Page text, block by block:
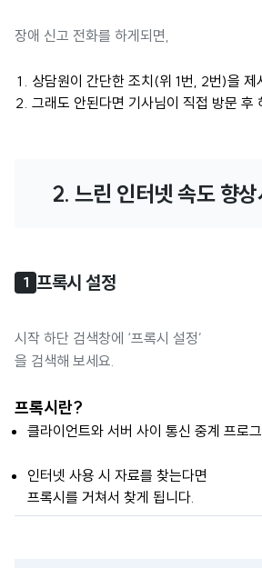
장애 신고 전화를 하게되면,
상담원이 간단한 조치(위 1번, 2번)을 제
그래도 안된다면 기사님이 직접 방문 후
2. 느린 인터넷 속도 향
1 프록시 설정
시작 하단 검색창에 ‘프록시 설정’
을 검색해 보세요.
프록시란?
클라이언트와 서버 사이 통신 중계 프로
인터넷 사용 시 자료를 찾는다면
프록시를 거쳐서 찾게 됩니다.